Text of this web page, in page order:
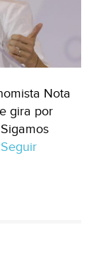
Nota
gira por
Seguir